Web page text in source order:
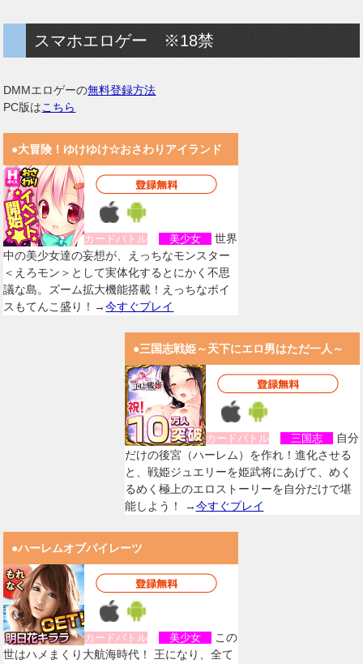
スマホエロゲー ※18禁
DMMエロゲーの無料登録方法
PC版はこちら
●大冒険！ゆけゆけ☆おさわりアイランド
カードバトル 美少女
世界
中の美少女達の妄想が、えっちなモンスター
＜えろモン＞として実体化するとにかく不思
議な島。ズーム拡大機能搭載！えっちなボイ
スもてんこ盛り！→今すぐプレイ
●三国志戦姫～天下にエロ男はただ一人～
カードバトル 三国志
自分
だけの後宮（ハーレム）を作れ！進化させる
と、戦姫ジュエリーを姫武将にあげて、めく
るめく極上のエロストーリーを自分だけで堪
能しよう！ →今すぐプレイ
●ハーレムオブパイレーツ
カードバトル 美少女
この
世はハメまくり大航海時代！ 王になり、全て